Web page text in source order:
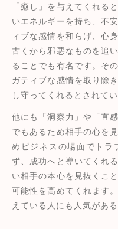
「癒し」を与えてくれる
いエネルギーを持ち、不
ィブな感情を和らげ、心
古くから邪悪なものを追
ることでも有名です。そ
ガティブな感情を取り除
し守ってくれるとされてい
他にも「洞察力」や「直
でもあるため相手の心を
めビジネスの場面でトラ
ず、成功へと導いてくれ
い相手の本心を見抜くこ
可能性を高めてくれます
えている人にも人気があ